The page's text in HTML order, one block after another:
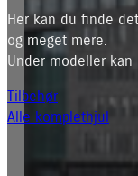
Her kan du finde
og meget mere.
Under modeller
Tilbehør
Alle komplethjul